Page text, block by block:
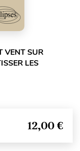
VENT SUR
LES
12,00 €